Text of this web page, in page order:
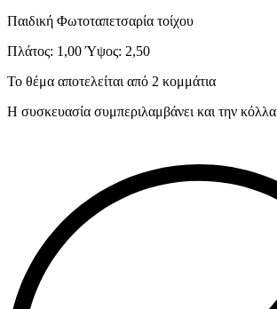
Παιδική Φωτοταπετσαρία τοίχου
Πλάτος: 1,00 Ύψος: 2,50
Το θέμα αποτελείται από 2 κομμάτια
Η συσκευασία συμπεριλαμβάνει και την κόλλα